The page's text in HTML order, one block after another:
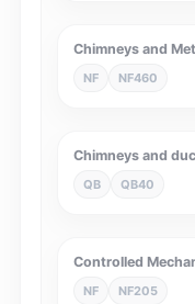
Chimneys and
NF NF460
Chimneys and
QB QB40
Controlled
NF NF205